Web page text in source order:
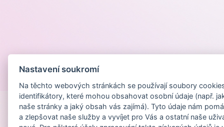
Nastavení soukromí
Na těchto webových stránkách se používají soubory
identifikátory, které mohou obsahovat osobní údaje (např.
naše stránky a jaký obsah vás zajímá). Tyto údaje nám
a zlepšovat naše služby a vyvíjet pro Vás a ostatní naše